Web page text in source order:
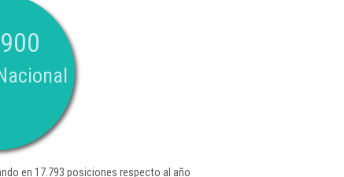
en 17.793 posiciones respecto al año